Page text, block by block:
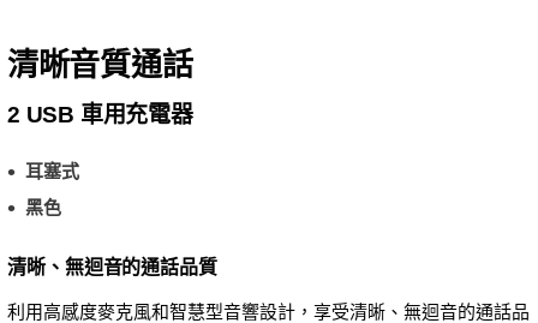
清晰音質通話
2 USB 車用充電器
耳塞式
黑色
清晰、無迴音的通話品質
利用高感度麥克風和智慧型音響設計，享受清晰、無迴音的通話品